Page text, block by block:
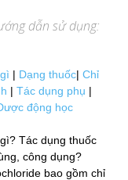
dẫn sử dụng:
| Dạng thuốc| Chỉ
| Tác dụng phụ |
động học
Tác dụng thuốc
công dụng?
bao gồm chỉ